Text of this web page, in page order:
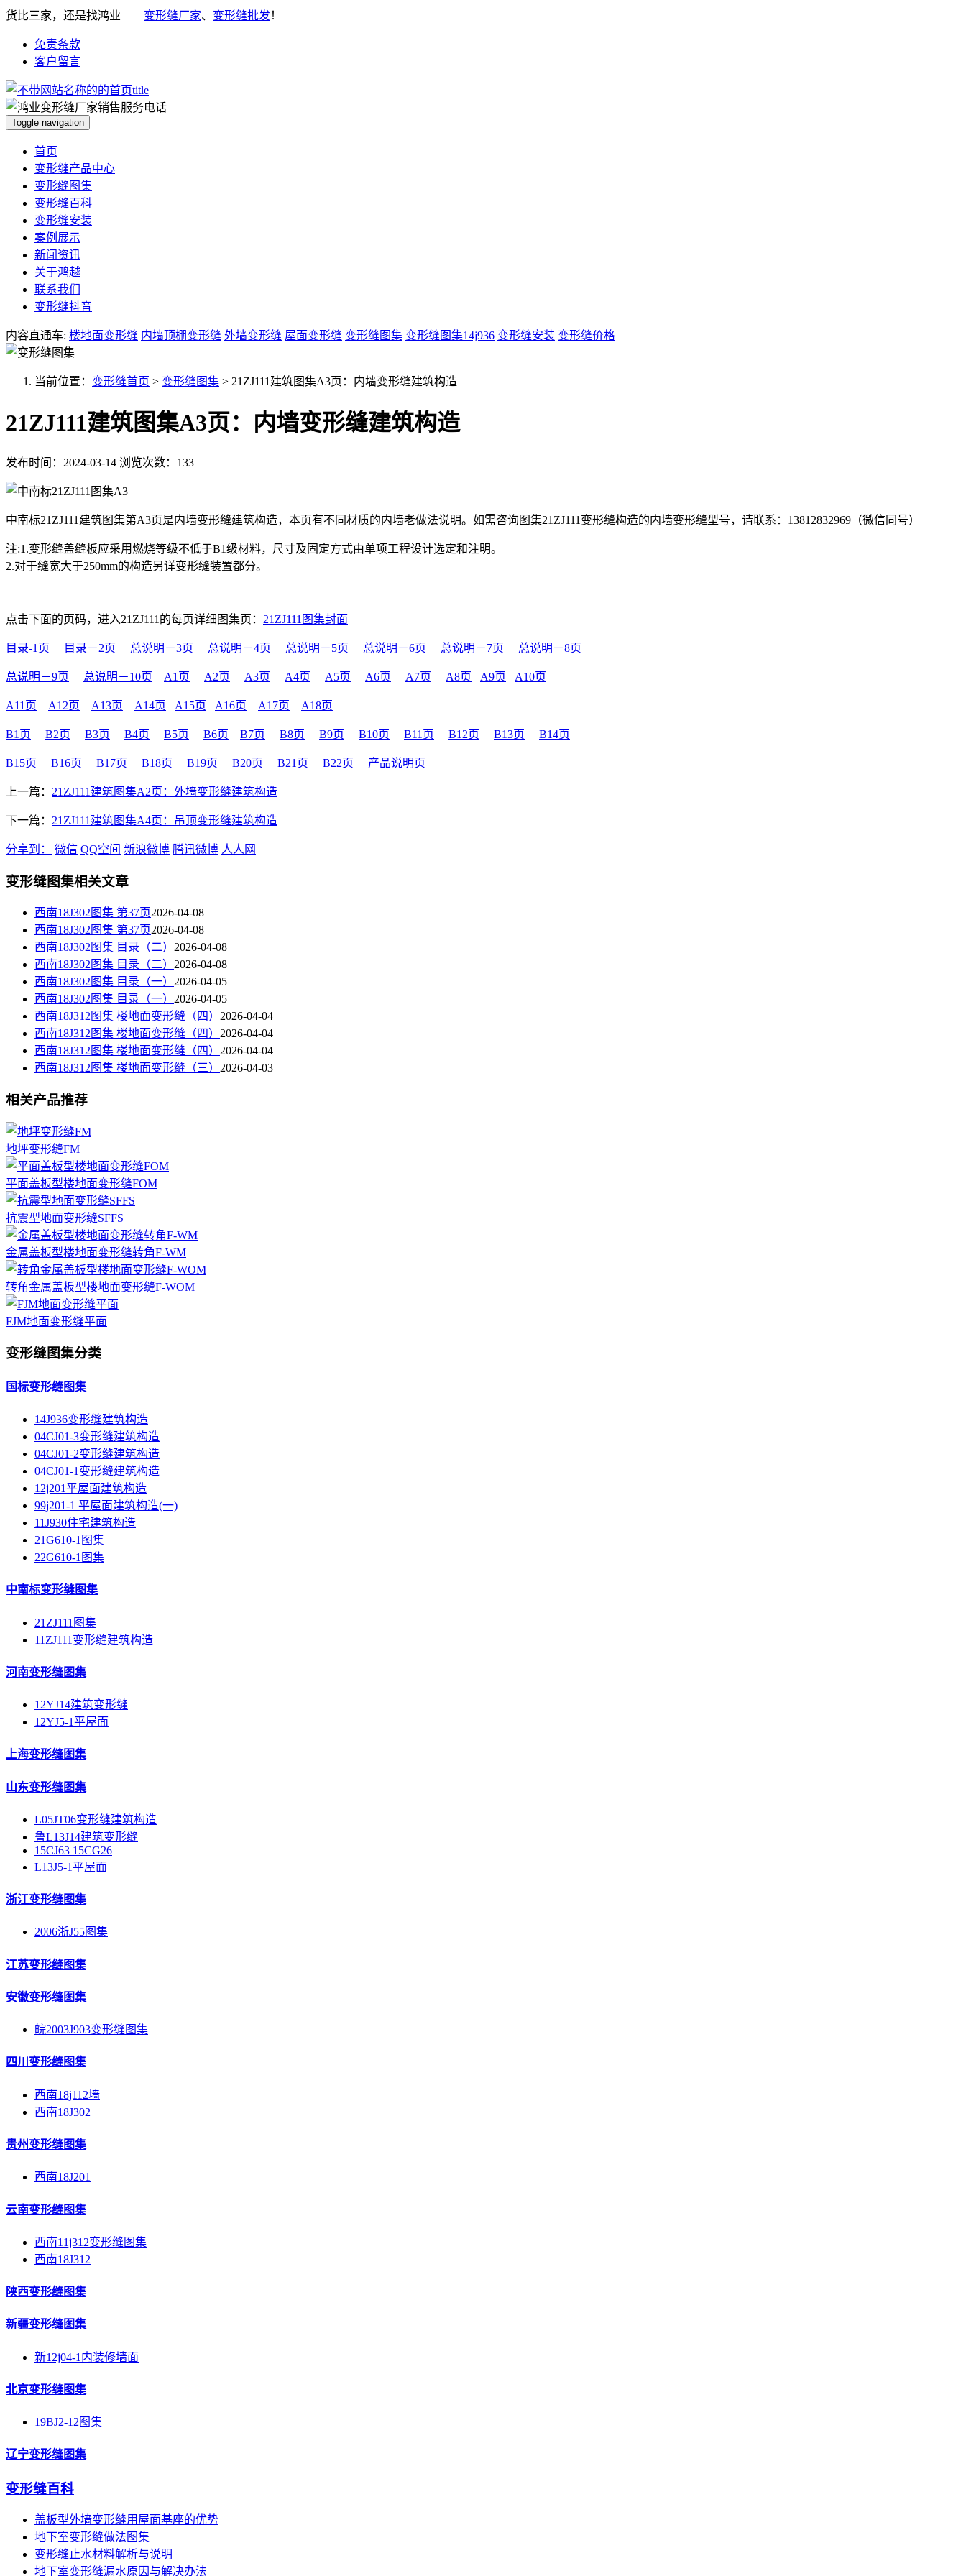
货比三家，还是找鸿业——变形缝厂家、 变形缝批发 ！
免责条款
客户留言
Toggle navigation
首页
变形缝产品中心
变形缝图集
变形缝百科
变形缝安装
案例展示
新闻资讯
关于鸿越
联系我们
变形缝抖音
内容直通车: 楼地面变形缝 内墙顶棚变形缝 外墙变形缝 屋面变形缝 变形缝图集 变形缝图集14j936 变形缝安装 变形缝价格
当前位置： 变形缝首页 > 变形缝图集 > 21ZJ111建筑图集A3页：内墙变形缝建筑构造
21ZJ111建筑图集A3页：内墙变形缝建筑构造
发布时间：2024-03-14 浏览次数：133
中南标21ZJ111建筑图集第A3页是内墙变形缝建筑构造，本页有不同材质的内墙老做法说明。如需咨询图集21ZJ111变形缝构造的内墙变形缝型号，请联系：13812832969（微信同号）
注:1.变形缝盖缝板应采用燃烧等级不低于B1级材料，尺寸及固定方式由单项工程设计选定和注明。
2.对于缝宽大于250mm的构造另详变形缝装置都分。
点击下面的页码，进入21ZJ111的每页详细图集页： 21ZJ111图集封面
目录-1页 目录－2页 总说明－3页 总说明－4页 总说明－5页 总说明－6页 总说明－7页 总说明－8页
总说明－9页 总说明－10页 A1页 A2页 A3页 A4页 A5页 A6页 A7页 A8页 A9页 A10页
A11页 A12页 A13页 A14页 A15页 A16页 A17页 A18页
B1页 B2页 B3页 B4页 B5页 B6页 B7页 B8页 B9页 B10页 B11页 B12页 B13页 B14页
B15页 B16页 B17页 B18页 B19页 B20页 B21页 B22页 产品说明页
上一篇： 21ZJ111建筑图集A2页：外墙变形缝建筑构造
下一篇： 21ZJ111建筑图集A4页：吊顶变形缝建筑构造
分享到： 微信 QQ空间 新浪微博 腾讯微博 人人网
变形缝图集相关文章
西南18J302图集 第37页2026-04-08
西南18J302图集 第37页2026-04-08
西南18J302图集 目录（二） 2026-04-08
西南18J302图集 目录（二） 2026-04-08
西南18J302图集 目录（一） 2026-04-05
西南18J302图集 目录（一） 2026-04-05
西南18J312图集 楼地面变形缝（四） 2026-04-04
西南18J312图集 楼地面变形缝（四） 2026-04-04
西南18J312图集 楼地面变形缝（四） 2026-04-04
西南18J312图集 楼地面变形缝（三） 2026-04-03
相关产品推荐
地坪变形缝FM
平面盖板型楼地面变形缝FOM
抗震型地面变形缝SFFS
金属盖板型楼地面变形缝转角F-WM
转角金属盖板型楼地面变形缝F-WOM
FJM地面变形缝平面
变形缝图集分类
国标变形缝图集
14J936变形缝建筑构造
04CJ01-3变形缝建筑构造
04CJ01-2变形缝建筑构造
04CJ01-1变形缝建筑构造
12j201平屋面建筑构造
99j201-1 平屋面建筑构造(一)
11J930住宅建筑构造
21G610-1图集
22G610-1图集
中南标变形缝图集
21ZJ111图集
11ZJ111变形缝建筑构造
河南变形缝图集
12YJ14建筑变形缝
12YJ5-1平屋面
上海变形缝图集
山东变形缝图集
L05JT06变形缝建筑构造
鲁L13J14建筑变形缝
15CJ63 15CG26
L13J5-1平屋面
浙江变形缝图集
2006浙J55图集
江苏变形缝图集
安徽变形缝图集
皖2003J903变形缝图集
四川变形缝图集
西南18j112墙
西南18J302
贵州变形缝图集
西南18J201
云南变形缝图集
西南11j312变形缝图集
西南18J312
陕西变形缝图集
新疆变形缝图集
新12j04-1内装修墙面
北京变形缝图集
19BJ2-12图集
辽宁变形缝图集
变形缝百科
盖板型外墙变形缝用屋面基座的优势
地下室变形缝做法图集
变形缝止水材料解析与说明
地下室变形缝漏水原因与解决办法